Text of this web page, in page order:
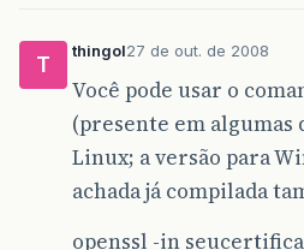
T
thingol27 de out. de 2008
Você pode usar o
(presente em
Linux; a versão para
achada já compilada
openssl -in